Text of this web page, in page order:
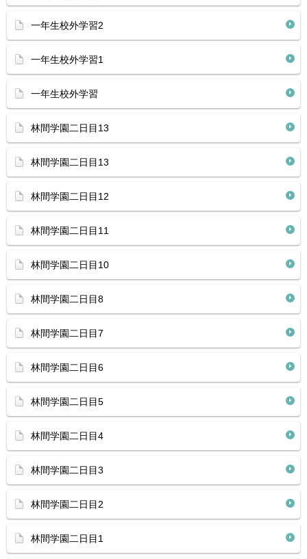
一年生校外学習2
一年生校外学習1
一年生校外学習
林間学園二日目13
林間学園二日目13
林間学園二日目12
林間学園二日目11
林間学園二日目10
林間学園二日目8
林間学園二日目7
林間学園二日目6
林間学園二日目5
林間学園二日目4
林間学園二日目3
林間学園二日目2
林間学園二日目1